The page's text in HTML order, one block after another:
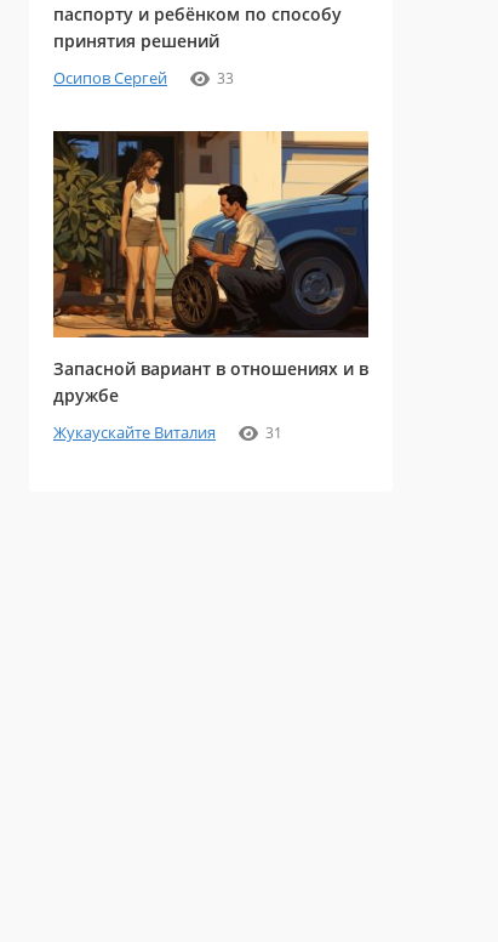
паспорту и ребёнком по способу
принятия решений
Осипов Сергей 33
Запасной вариант в отношениях и в
дружбе
Жукаускайте Виталия 31